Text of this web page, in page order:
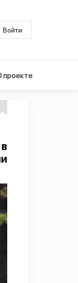
Войти
проекте